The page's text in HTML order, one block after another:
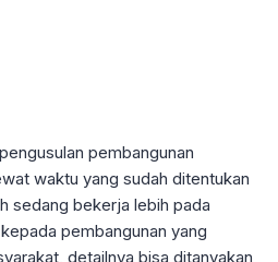
pembangunan
waktu yang sudah ditentukan
sedang bekerja lebih pada
pembangunan yang
detailnya bisa ditanyakan